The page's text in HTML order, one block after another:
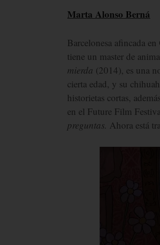
Marta Alonso Berná
Barcelonesa afincada
tiene un master de
mierda (2014), es una
cierta edad, y su
historietas cortas,
en el Future Film
preguntas. Ahora está